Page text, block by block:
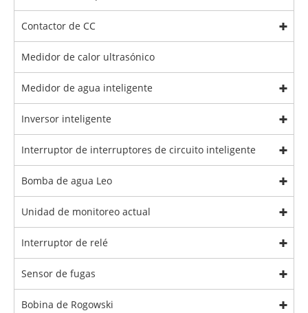
Contactor de CC
Medidor de calor ultrasónico
Medidor de agua inteligente
Inversor inteligente
Interruptor de interruptores de circuito inteligente
Bomba de agua Leo
Unidad de monitoreo actual
Interruptor de relé
Sensor de fugas
Bobina de Rogowski